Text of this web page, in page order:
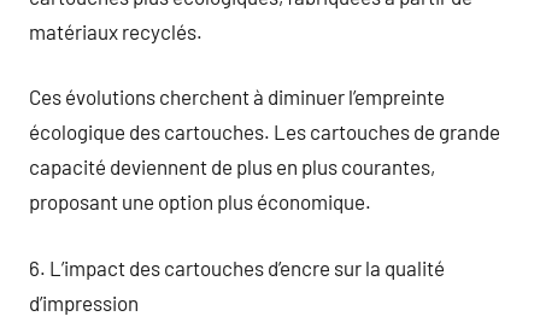
matériaux recyclés.
Ces évolutions cherchent à diminuer l’empreinte
écologique des cartouches. Les cartouches de grande
capacité deviennent de plus en plus courantes,
proposant une option plus économique.
6. L’impact des cartouches d’encre sur la qualité
d’impression